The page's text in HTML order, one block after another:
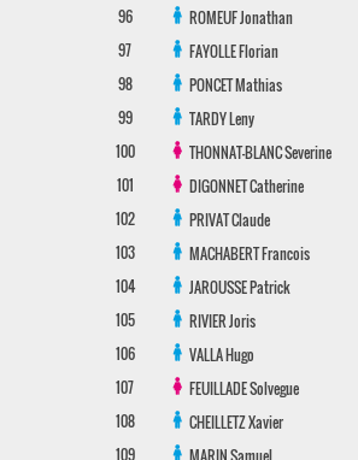
96
ROMEUFJonathan
97
FAYOLLEFlorian
98
PONCETMathias
99
TARDYLeny
100
THONNAT-BLANCSeverine
101
DIGONNETCatherine
102
PRIVATClaude
103
MACHABERTFrancois
104
JAROUSSEPatrick
105
RIVIERJoris
106
VALLAHugo
107
FEUILLADESolvegue
108
CHEILLETZXavier
109
MARINSamuel